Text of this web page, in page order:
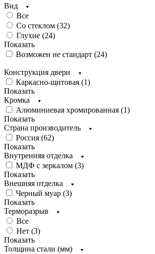
Вид
Все
Со стеклом (32)
Глухие (24)
Показать
Возможен не стандарт (24)
Конструкция двери
Каркасно-щитовая (1)
Показать
Кромка
Алюминиевая хромированная (1)
Показать
Страна производитель
Россия (62)
Показать
Внутренняя отделка
МДФ с зеркалом (3)
Показать
Внешняя отделка
Черный муар (3)
Показать
Терморазрыв
Все
Нет (3)
Показать
Толщина стали (мм)